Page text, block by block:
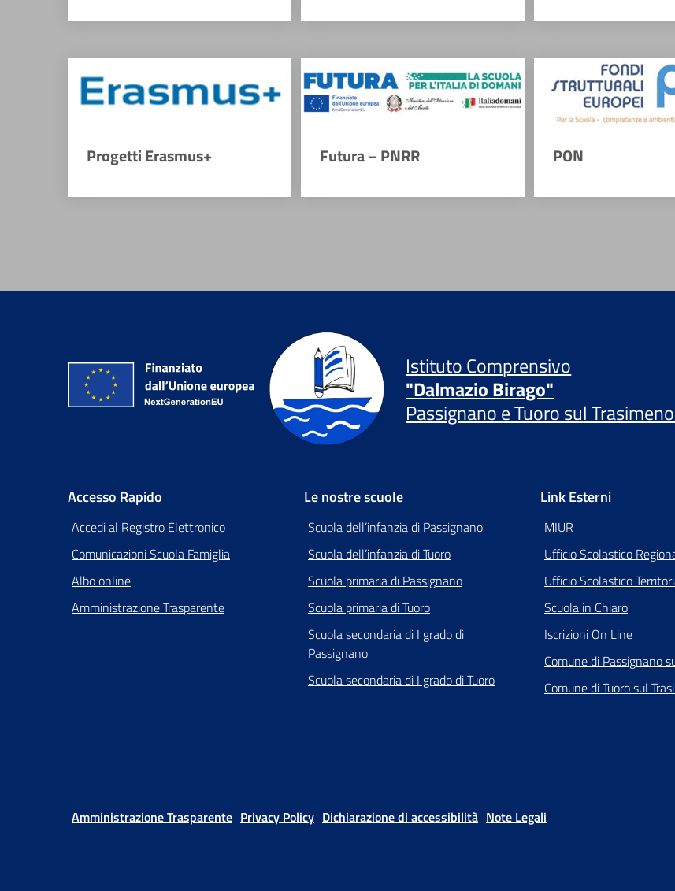
Progetti Erasmus+ Futura – PNRR PON
Istituto Comprensivo
"Dalmazio Birago"
Passignano e Tuoro sul
Accesso Rapido
Accedi al Registro Elettronico
Comunicazioni Scuola Famiglia
Albo online
Amministrazione Trasparente
Le nostre scuole
Scuola dell’infanzia di Passignano
Scuola dell’infanzia di Tuoro
Scuola primaria di Passignano
Scuola primaria di Tuoro
Scuola secondaria di I grado di
Passignano
Scuola secondaria di I grado di Tuoro
Link Esterni
MIUR
Ufficio Scolastico
Ufficio Scolastico
Scuola in Chiaro
Iscrizioni On Line
Comune di Passignano
Comune di Tuoro sul
Amministrazione Trasparente Privacy Policy Dichiarazione di accessibilità Note Legali